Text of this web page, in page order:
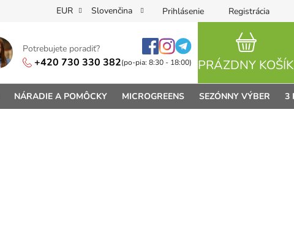
EUR Slovenčina Prihlásenie Registrácia
Potrebujete poradiť?
+420 730 330 382(po-pia: 8:30 - 18:00) PRÁZDNY KOŠÍK
NÁRADIE A POMÔCKY MICROGREENS SEZÓNNY VÝBER
3